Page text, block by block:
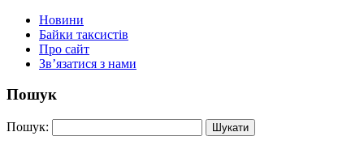
Новини
Байки таксистів
Про сайт
Зв’язатися з нами
Пошук
Пошук: